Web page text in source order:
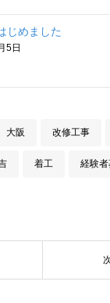
じめました
5日
大阪 改修工事
着工 経験